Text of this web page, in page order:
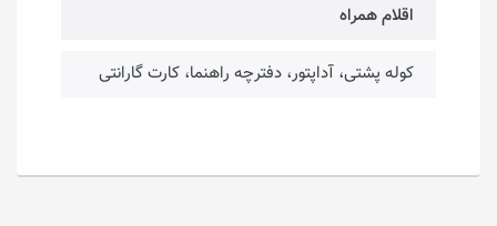
اقلام همراه
کوله پشتی، آداپتور، دفترچه راهنما، کارت گارانتی